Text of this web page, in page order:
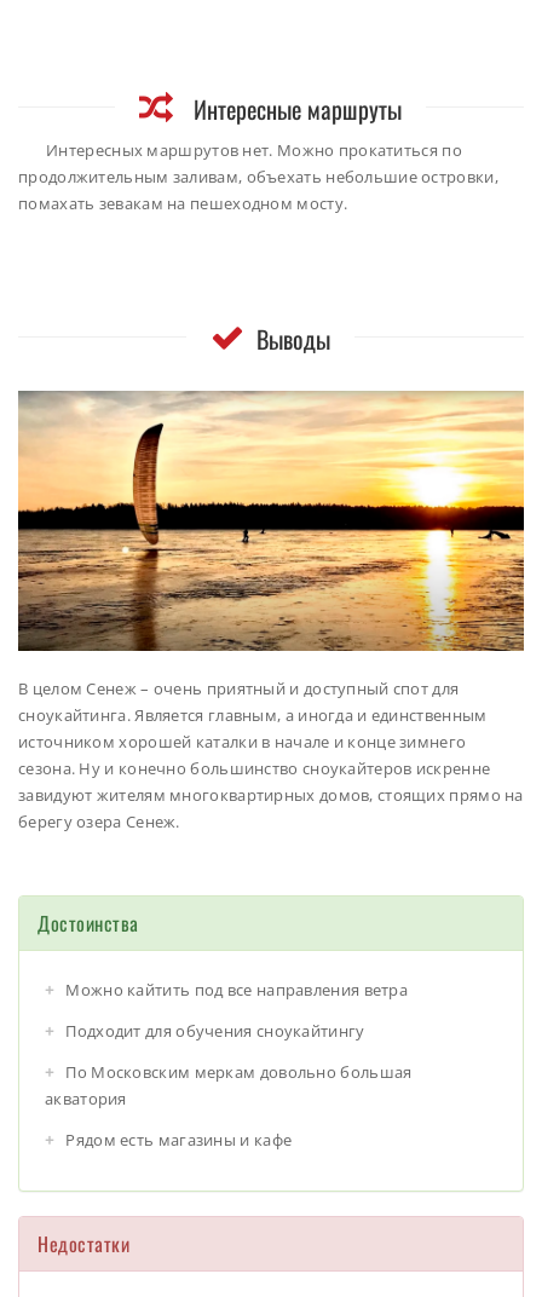
Интересные маршруты
Интересных маршрутов нет. Можно прокатиться по
продолжительным заливам, объехать небольшие островки,
помахать зевакам на пешеходном мосту.
Выводы
В целом Сенеж – очень приятный и доступный спот для
сноукайтинга. Является главным, а иногда и единственным
источником хорошей каталки в начале и конце зимнего
сезона. Ну и конечно большинство сноукайтеров искренне
завидуют жителям многоквартирных домов, стоящих прямо на
берегу озера Сенеж.
Достоинства
Можно кайтить под все направления ветра
Подходит для обучения сноукайтингу
По Московским меркам довольно большая
акватория
Рядом есть магазины и кафе
Недостатки